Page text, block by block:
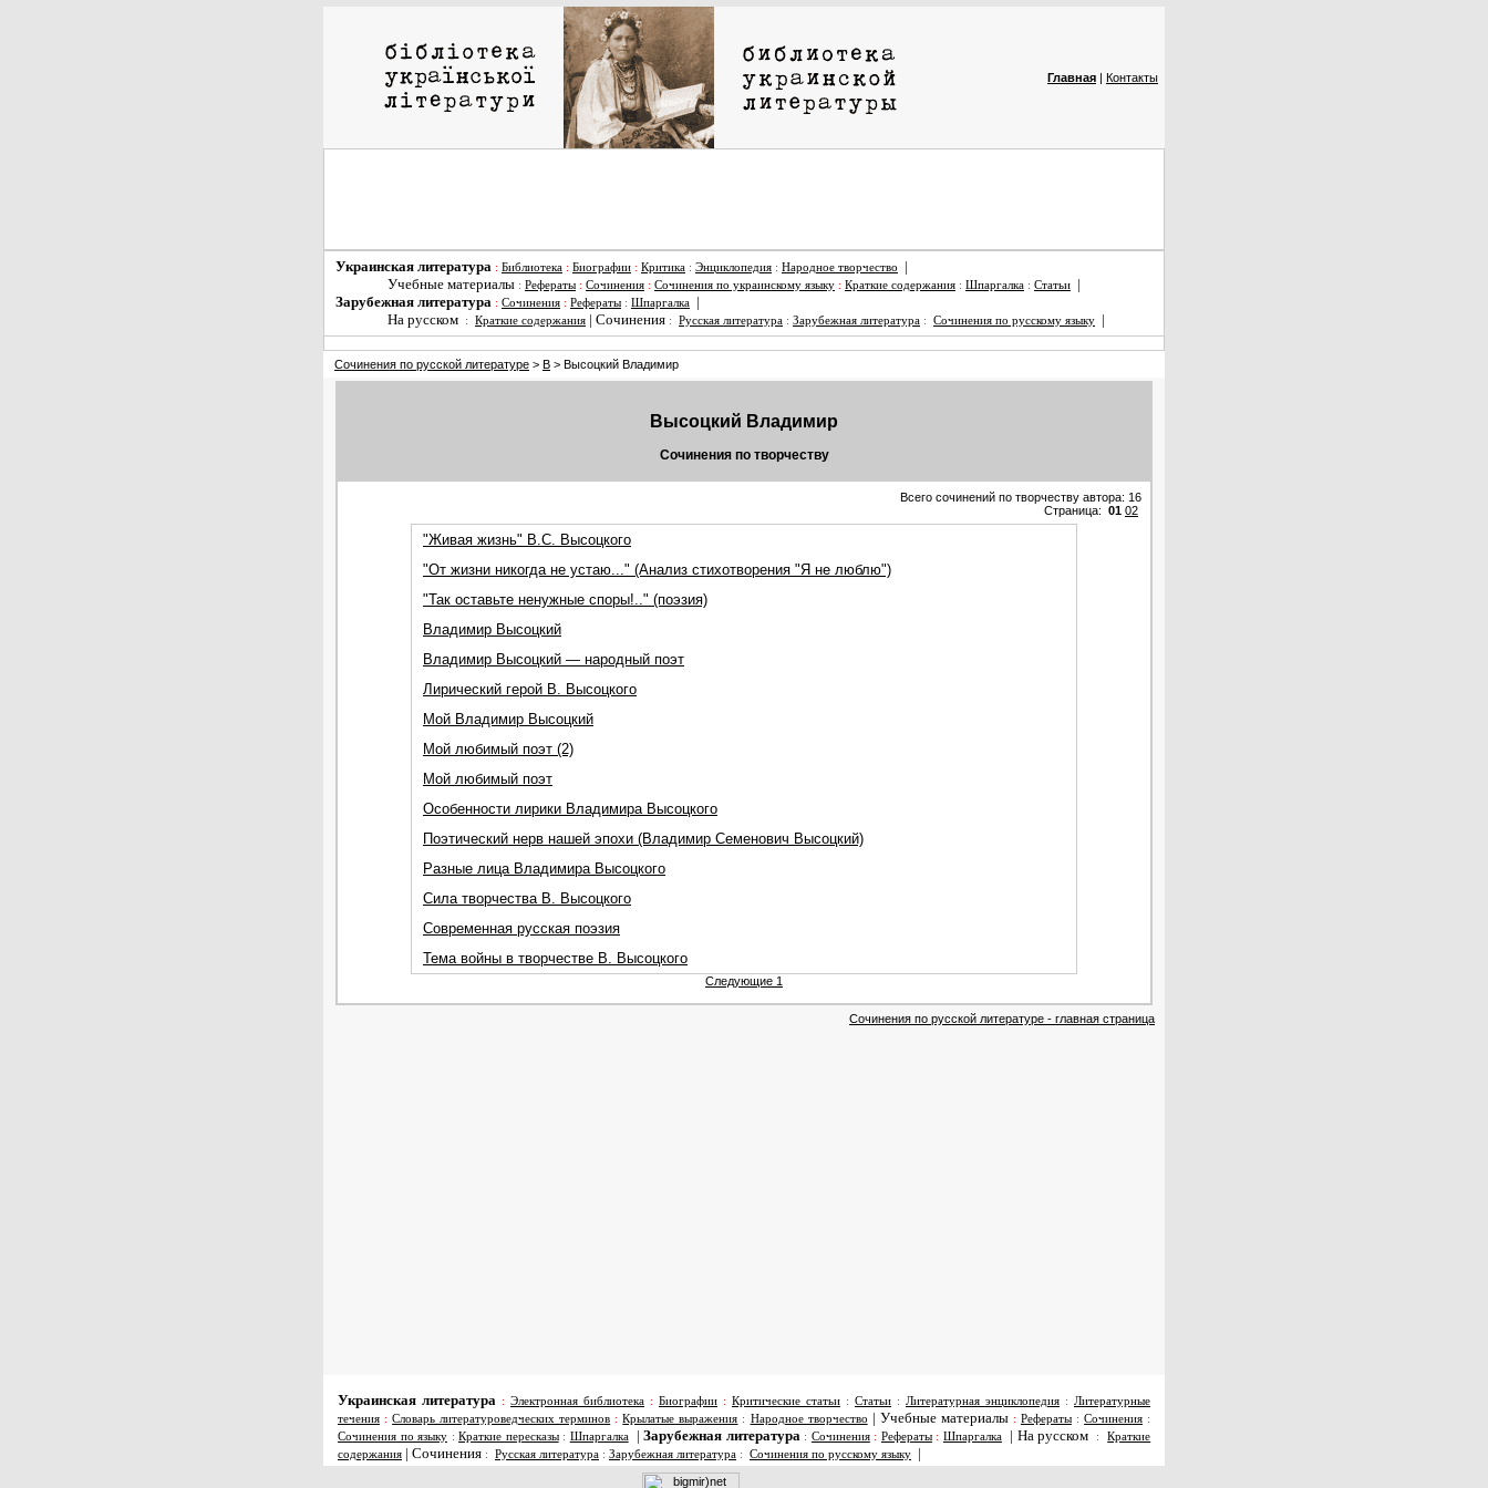
Главная | Контакты
Украинская литература : Библиотека : Биографии : Критика : Энциклопедия : Народное творчество
|
Учебные материалы : Рефераты : Сочинения : Сочинения по украинскому языку : Краткие содержания : Шпаргалка : Статьи
|
Зарубежная литература : Сочинения : Рефераты : Шпаргалка
|
На русском
: Краткие содержания | Сочинения : Русская литература : Зарубежная литература : Сочинения по русскому языку |
Сочинения по русской литературе > В > Высоцкий Владимир
Высоцкий Владимир
Сочинения по творчеству
Всего сочинений по творчеству автора: 16
Страница: 01 02
"Живая жизнь" В.С. Высоцкого
"От жизни никогда не устаю..." (Анализ стихотворения "Я не люблю")
"Так оставьте ненужные споры!.." (поэзия)
Владимир Высоцкий
Владимир Высоцкий — народный поэт
Лирический герой В. Высоцкого
Мой Владимир Высоцкий
Мой любимый поэт (2)
Мой любимый поэт
Особенности лирики Владимира Высоцкого
Поэтический нерв нашей эпохи (Владимир Семенович Высоцкий)
Разные лица Владимира Высоцкого
Сила творчества В. Высоцкого
Современная русская поэзия
Тема войны в творчестве В. Высоцкого
Следующие 1
Сочинения по русской литературе - главная страница
Украинская литература : Электронная библиотека : Биографии : Критические статьи : Статьи : Литературная энциклопедия : Литературные
течения :Словарь литературоведческих терминов :Крылатые выражения : Народное творчество | Учебные материалы : Рефераты:Сочинения :
Сочинения по языку :Краткие пересказы: Шпаргалка | Зарубежная литература : Сочинения: Рефераты: Шпаргалка | На русском :Краткие
содержания | Сочинения : Русская литература : Зарубежная литература : Сочинения по русскому языку |